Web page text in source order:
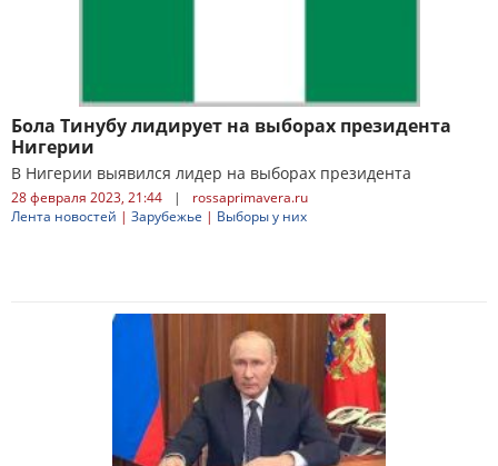
Бола Тинубу лидирует на выборах президента
Нигерии
В Нигерии выявился лидер на выборах президента
28 февраля 2023, 21:44 |
rossaprimavera.ru
Лента новостей | Зарубежье | Выборы у них